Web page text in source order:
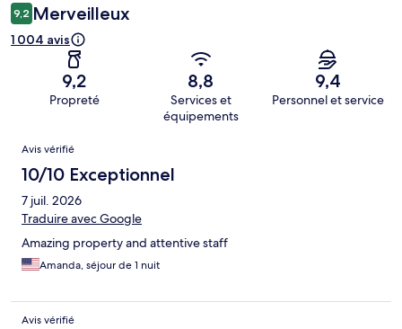
9,2 Merveilleux
1 004 avis
9,2
Propreté
8,8
Services et
équipements
9,4
Personnel et service
Avis
Avis vérifié
10/10 Exceptionnel
7 juil. 2026
Traduire avec Google
Amazing property and attentive staff
Amanda, séjour de 1 nuit
Avis vérifié